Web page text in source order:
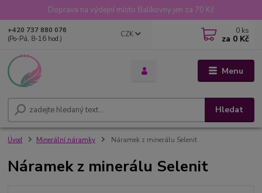
Doprava na výdejní místo Balíkovny jen za 70 Kč
Menu
CZK
Hledat
+420 737 880 076
(Po-Pá, 8-16 hod.)
0 ks
za 0 Kč
Úvod Minerální náramky Náramek z minerálu Selenit
Náramek z minerálu Selenit